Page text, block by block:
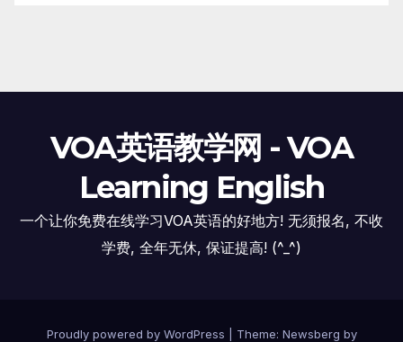
VOA英语教学网 - VOA
Learning English
一个让你免费在线学习VOA英语的好地方! 无须报名, 不收
学费, 全年无休, 保证提高! (^_^)
Proudly powered by WordPress Theme: Newsberg by